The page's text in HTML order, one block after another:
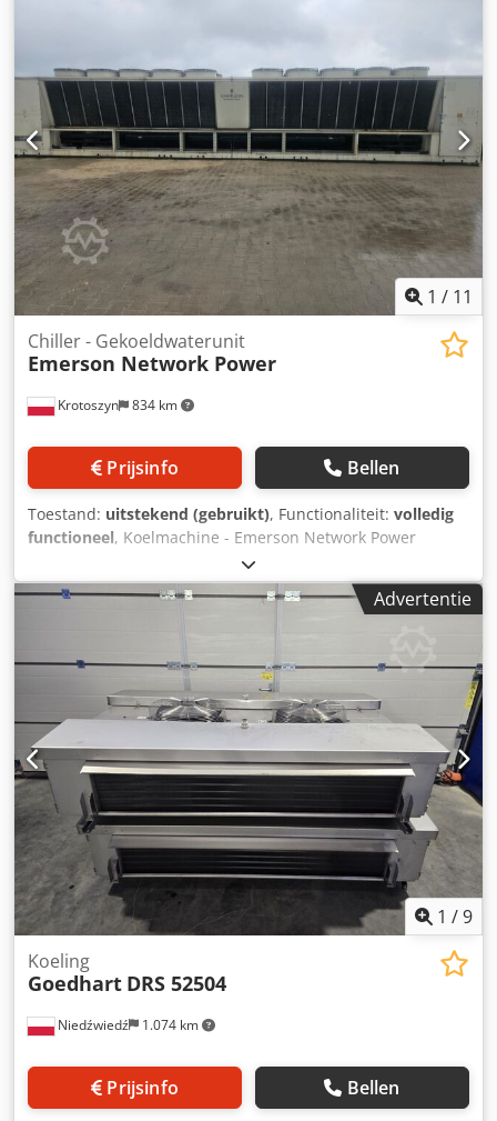
(mantelbuis-warmtewisselaar) volledig lek. Transport is
niet inbegrepen in de prijs van het apparaat. Csdpfsix
Adbox Ai Noha
1 / 11
Krotoszyn 834 km
Chiller - Gekoeldwaterunit
Emerson Network Power
Prijsinfo Bellen
Toestand: uitstekend (gebruikt), Functionaliteit: volledig
functioneel, Koelmachine - Emerson Network Power
koelwaterunit Merk Emerson Network Power Koelvermogen
1300 kW Csdjwplwgspfx Ai Noha Afmetingen 13,5 × 2,50 ×
2,40 m Het apparaat kenmerkt zich door een hoog
veeleisende omgevingen waar betrouwbare warmteafvoer
Advertentie
1 /9
Niedźwiedź 1.074 km
Koeling
Goedhart DRS 52504
Prijsinfo Bellen